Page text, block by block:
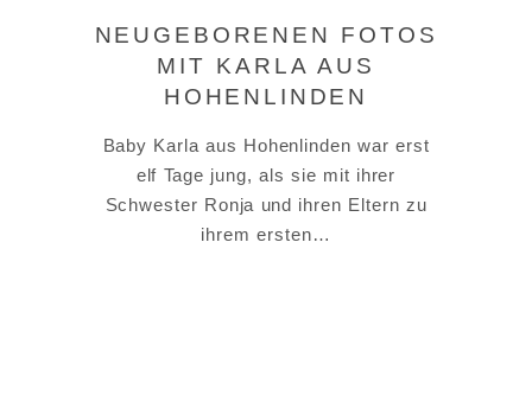
NEUGEBORENEN FOTOS
MIT KARLA AUS
HOHENLINDEN
Baby Karla aus Hohenlinden war erst
elf Tage jung, als sie mit ihrer
Schwester Ronja und ihren Eltern zu
ihrem ersten…